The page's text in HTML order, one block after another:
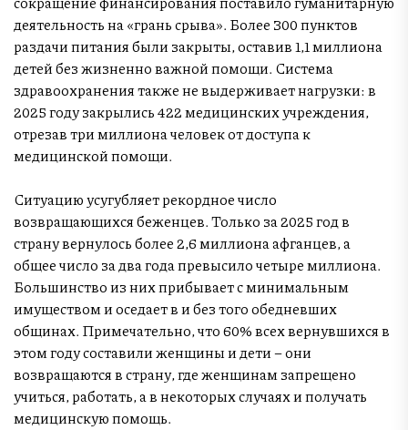
деятельность на «грань срыва». Более 300 пунктов
раздачи питания были закрыты, оставив 1,1 миллиона
детей без жизненно важной помощи. Система
здравоохранения также не выдерживает нагрузки: в
2025 году закрылись 422 медицинских учреждения,
отрезав три миллиона человек от доступа к
медицинской помощи.
Ситуацию усугубляет рекордное число
возвращающихся беженцев. Только за 2025 год в
страну вернулось более 2,6 миллиона афганцев, а
общее число за два года превысило четыре миллиона.
Большинство из них прибывает с минимальным
имуществом и оседает в и без того обедневших
общинах. Примечательно, что 60% всех вернувшихся в
этом году составили женщины и дети – они
возвращаются в страну, где женщинам запрещено
учиться, работать, а в некоторых случаях и получать
медицинскую помощь.